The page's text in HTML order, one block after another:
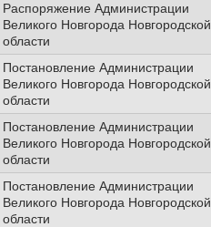
Распоряжение Администрации
Великого Новгорода Новгородской
области
Постановление Администрации
Великого Новгорода Новгородской
области
Постановление Администрации
Великого Новгорода Новгородской
области
Постановление Администрации
Великого Новгорода Новгородской
области